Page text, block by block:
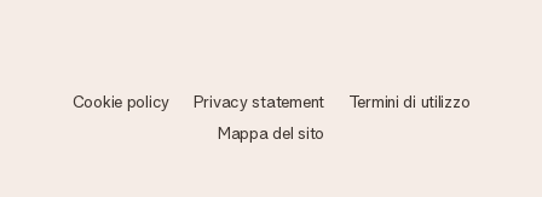
Cookie policy Privacy statement
Termini di utilizzo
Mappa del sito